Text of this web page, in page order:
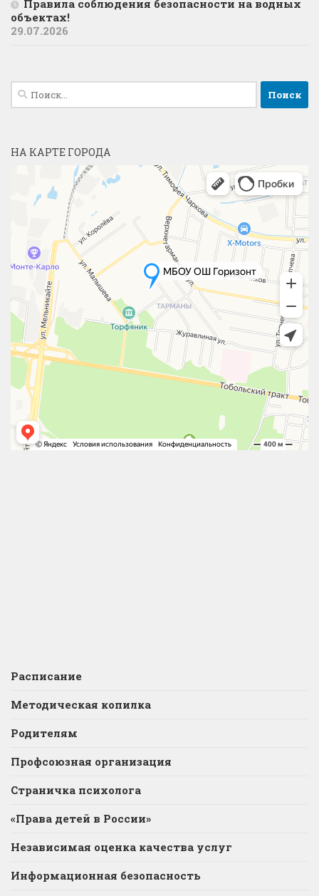
Правила соблюдения безопасности на водных
объектах!
29.07.2026
Найти:
НА КАРТЕ ГОРОДА
Расписание
Методическая копилка
Родителям
Профсоюзная организация
Страничка психолога
«Права детей в России»
Независимая оценка качества услуг
Информационная безопасность